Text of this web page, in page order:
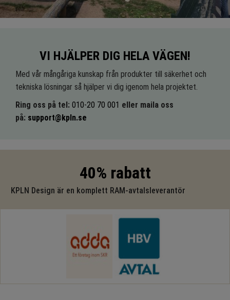
VI HJÄLPER DIG HELA VÄGEN!
Med vår mångåriga kunskap från produkter till säkerhet och
tekniska lösningar så hjälper vi dig igenom hela projektet.
Ring oss på tel: 010-20 70 001 eller maila oss
på: support@kpln.se
40% rabatt
KPLN Design är en komplett RAM-avtalsleverantör